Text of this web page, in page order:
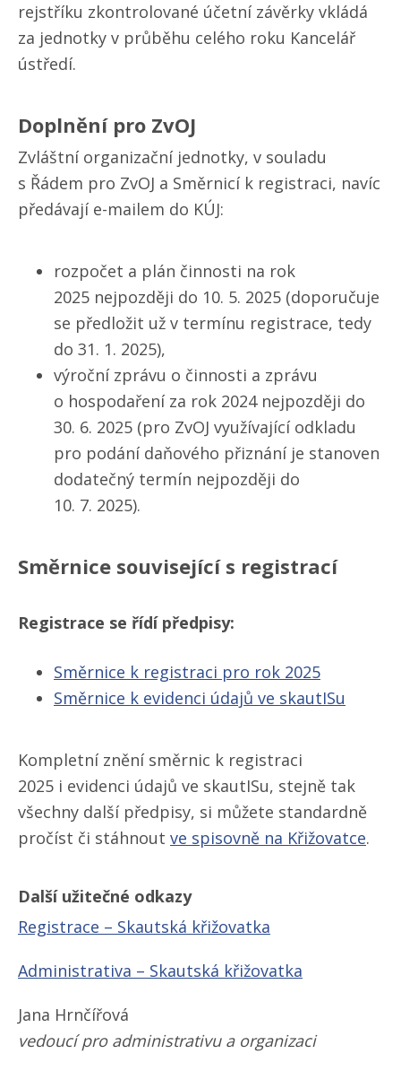
rejstříku zkontrolované účetní závěrky vkládá
za jednotky v průběhu celého roku Kancelář
ústředí.
Doplnění pro ZvOJ
Zvláštní organizační jednotky, v souladu
s Řádem pro ZvOJ a Směrnicí k registraci, navíc
předávají e-mailem do KÚJ:
rozpočet a plán činnosti na rok
2025 nejpozději do 10. 5. 2025 (doporučuje
se předložit už v termínu registrace, tedy
do 31. 1. 2025),
výroční zprávu o činnosti a zprávu
o hospodaření za rok 2024 nejpozději do
30. 6. 2025 (pro ZvOJ využívající odkladu
pro podání daňového přiznání je stanoven
dodatečný termín nejpozději do
10. 7. 2025).
Směrnice související s registrací
Registrace se řídí předpisy:
Směrnice k registraci pro rok 2025
Směrnice k evidenci údajů ve skautISu
Kompletní znění směrnic k registraci
2025 i evidenci údajů ve skautISu, stejně tak
všechny další předpisy, si můžete standardně
pročíst či stáhnout ve spisovně na Křižovatce.
Další užitečné odkazy
Registrace – Skautská křižovatka
Administrativa – Skautská křižovatka
Jana Hrnčířová
vedoucí pro administrativu a organizaci